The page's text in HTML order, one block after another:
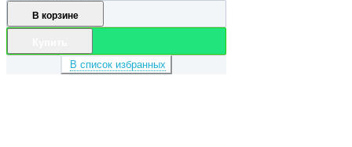
В корзине
В список избранных